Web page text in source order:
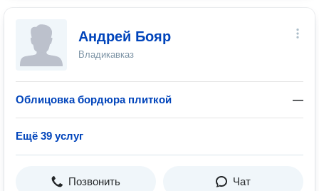
Андрей Бояр
Владикавказ
Облицовка бордюра плиткой —
Ещё 39 услуг
Позвонить Чат